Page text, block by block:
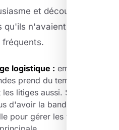
et découvrent
n'avaient pas
fréquents.
logistique : emballer et
prend du temps. Gérer
litiges aussi. Si vous
d'avoir la bande
pour gérer les ventes en